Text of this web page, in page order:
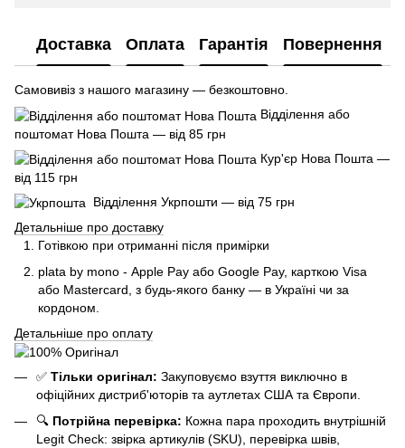
Доставка Оплата Гарантія Повернення
Самовивіз з нашого магазину — безкоштовно.
Відділення або
поштомат Нова Пошта — від 85 грн
Кур'єр Нова Пошта —
від 115 грн
Відділення Укрпошти — від 75 грн
Детальніше про доставку
Готівкою при отриманні після примірки
plata by mono - Apple Pay або Google Pay, карткою Visa
або Mastercard, з будь-якого банку — в Україні чи за
кордоном.
Детальніше про оплату
✅ Тільки оригінал: Закуповуємо взуття виключно в
офіційних дистриб'юторів та аутлетах США та Європи.
🔍 Потрійна перевірка: Кожна пара проходить внутрішній
Legit Check: звірка артикулів (SKU), перевірка швів,